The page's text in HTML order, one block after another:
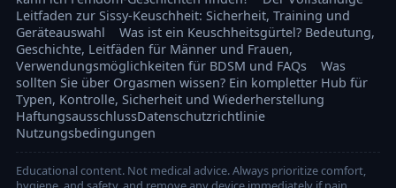
Leitfaden zur Sissy-Keuschheit: Sicherheit, Training und
Geräteauswahl
Was ist ein Keuschheitsgürtel? Bedeutung,
Geschichte, Leitfäden für Männer und Frauen,
Verwendungsmöglichkeiten für BDSM und FAQs
Was
sollten Sie über Orgasmen wissen? Ein kompletter Hub für
Typen, Kontrolle, Sicherheit und Wiederherstellung
HaftungsausschlussDatenschutzrichtlinie
Nutzungsbedingungen
Educational content. Not medical advice. Always prioritize comfort,